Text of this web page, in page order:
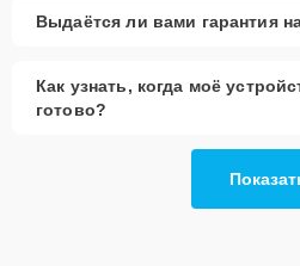
Выдаётся ли вами гарантия
Как узнать, когда моё
готово?